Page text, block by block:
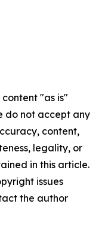
content "as is"
do not accept any
content,
legality, or
in this article.
issues
the author